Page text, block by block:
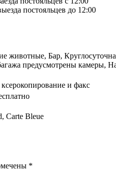
постояльцев до 12:00
животные, Бар,
предусмотрены камеры,
и факс
Carte Bleue
*